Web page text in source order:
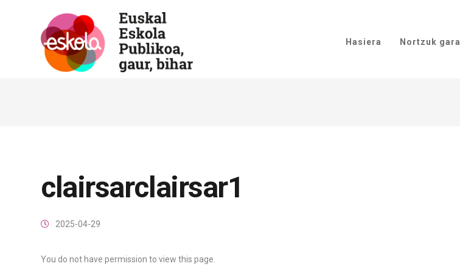
Hasiera Nortzuk gara
clairsarclairsar1
2025-04-29
You do not have permission to view this page.